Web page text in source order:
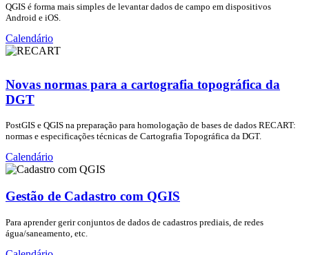
QGIS é forma mais simples de levantar dados de campo em dispositivos
Android e iOS.
Calendário
Novas normas para a cartografia topográfica da
DGT
PostGIS e QGIS na preparação para homologação de bases de dados RECART:
normas e especificações técnicas de Cartografia Topográfica da DGT.
Calendário
Gestão de Cadastro com QGIS
Para aprender gerir conjuntos de dados de cadastros prediais, de redes
água/saneamento, etc.